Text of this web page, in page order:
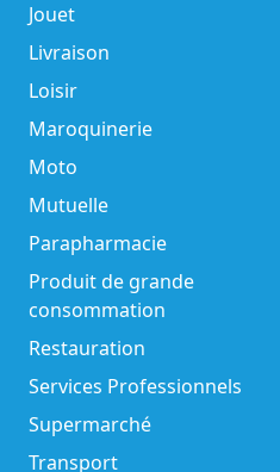
Jouet
Livraison
Loisir
Maroquinerie
Moto
Mutuelle
Parapharmacie
Produit de grande
consommation
Restauration
Services Professionnels
Supermarché
Transport